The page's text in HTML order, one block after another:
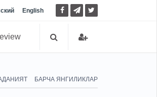
English
БАРЧА ЯНГИЛИКЛАР